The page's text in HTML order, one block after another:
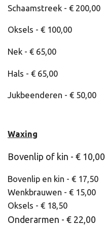
Schaamstreek - € 200,00
Oksels - € 100,00
Nek - € 65,00
Hals - € 65,00
Jukbeenderen - € 50,00
Waxing
Bovenlip of kin - € 10,00
Bovenlip en kin - € 17,50
Wenkbrauwen - € 15,00
Oksels - € 18,50
Onderarmen - € 22,00